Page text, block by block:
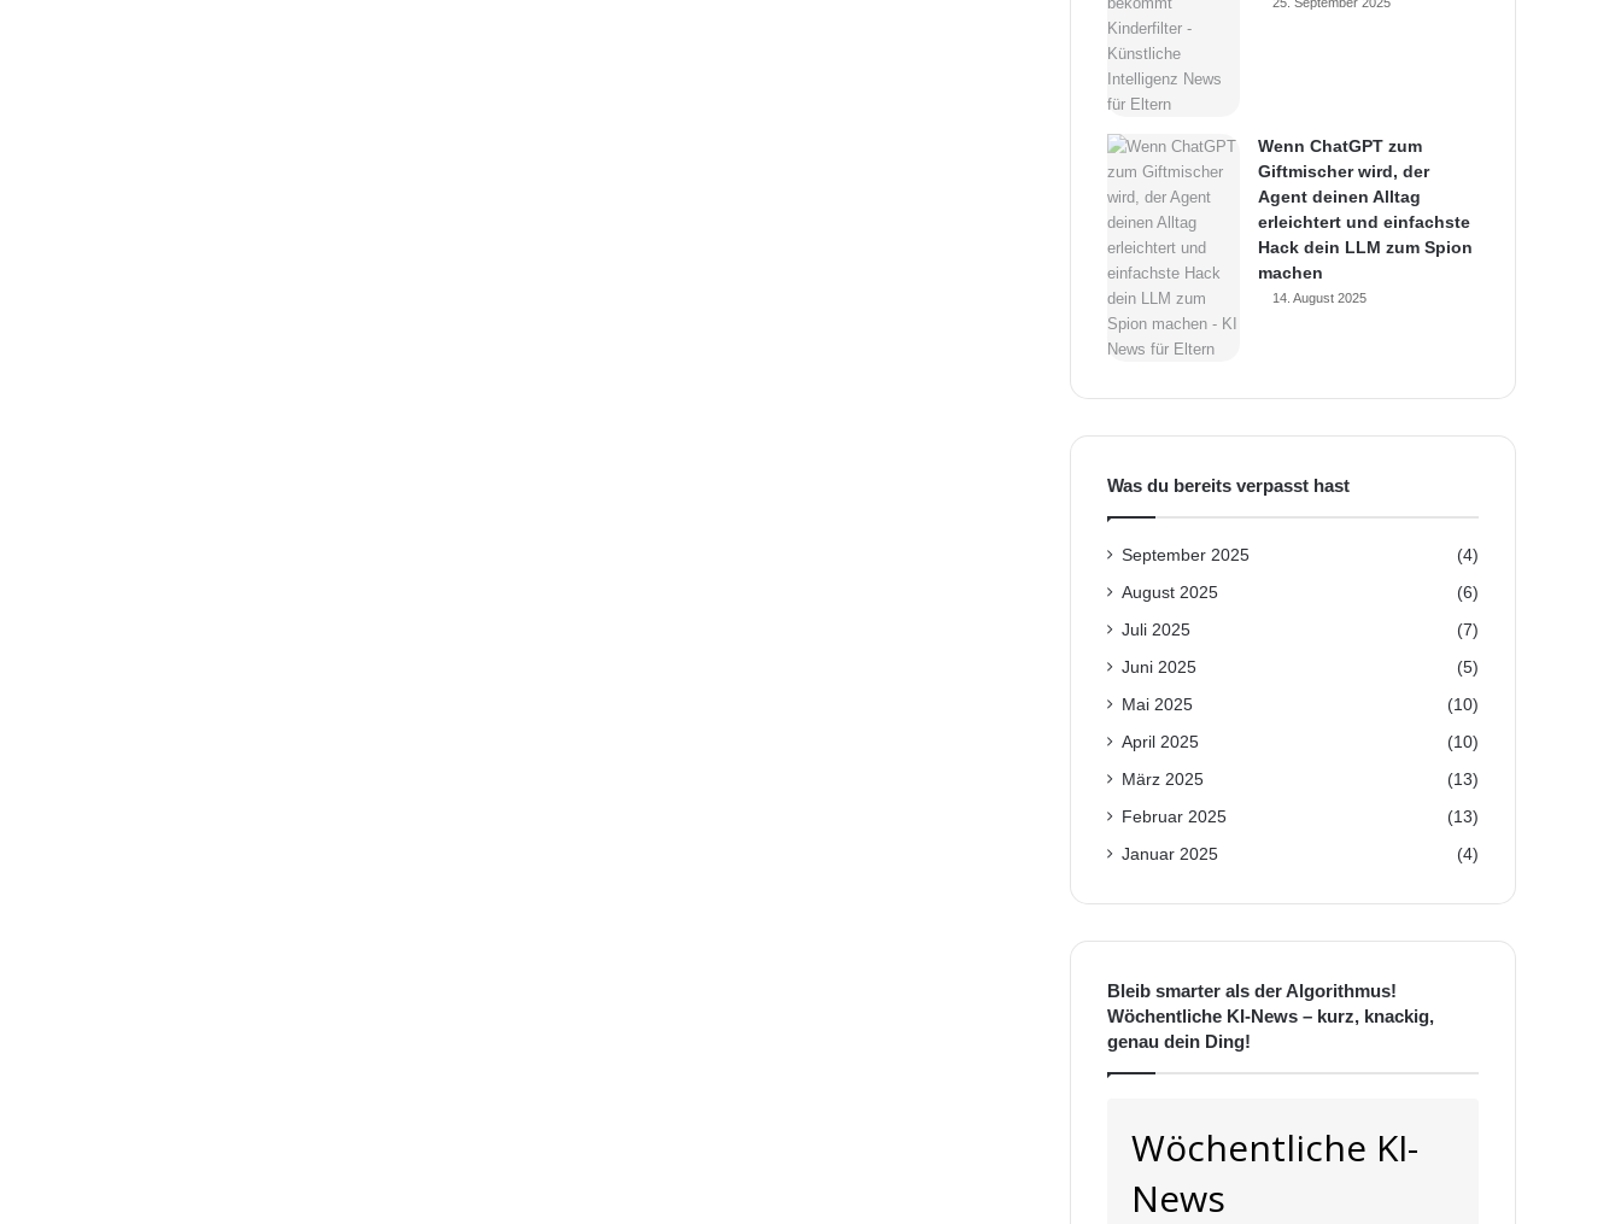
Wenn ChatGPT zum
Giftmischer wird, der
Agent deinen Alltag
erleichtert und einfachste
Hack dein LLM zum Spion
machen
14. August 2025
Was du bereits verpasst hast
September 2025 (4)
August 2025 (6)
Juli 2025 (7)
Juni 2025 (5)
Mai 2025 (10)
April 2025 (10)
März 2025 (13)
Februar 2025 (13)
Januar 2025 (4)
Bleib smarter als der Algorithmus!
Wöchentliche KI-News – kurz, knackig,
genau dein Ding!
Wöchentliche KI-
News